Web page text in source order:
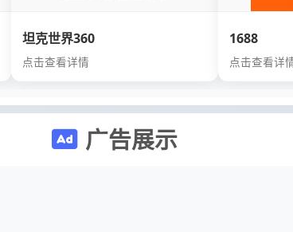
坦克世界360
点击查看详情
1688
点击查看详
广告展示